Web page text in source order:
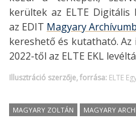
kerültek az ELTE
az EDIT Magyary
kereshető és kutatható.
2022-től az ELTE EKL
Illusztráció szerzője, forrása: ELTE
MAGYARY ZOLTÁN MAGYARY